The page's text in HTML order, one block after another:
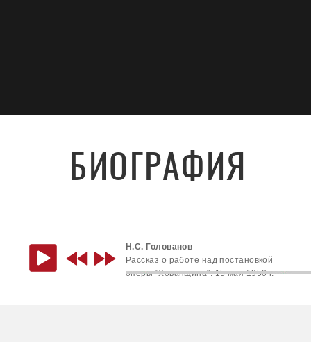
БИОГРАФИЯ
Н.С. Голованов
Рассказ о работе над постановкой
оперы "Хованщина". 15 мая 1950 г.